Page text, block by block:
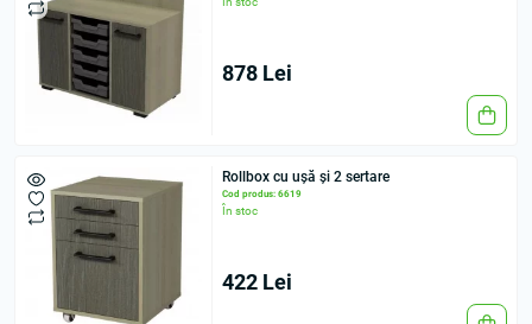
878 Lei
Rollbox cu ușă și 2 sertare
Cod produs: 6619
În stoc
422 Lei